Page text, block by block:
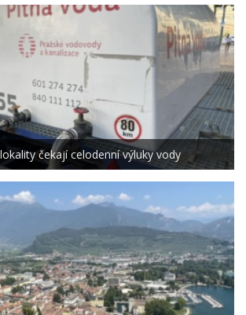
čekají celodenní výluky vody